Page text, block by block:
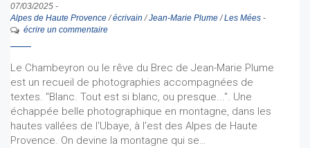
07/03/2025 -
Alpes de Haute Provence/écrivain /Jean-Marie Plume/Les Mées -
écrire un commentaire
Le Chambeyron ou le rêve du Brec de Jean-Marie Plume
est un recueil de photographies accompagnées de
textes. "Blanc. Tout est si blanc, ou presque...". Une
échappée belle photographique en montagne, dans les
hautes vallées de l'Ubaye, à l'est des Alpes de Haute
Provence. On devine la montagne qui se…